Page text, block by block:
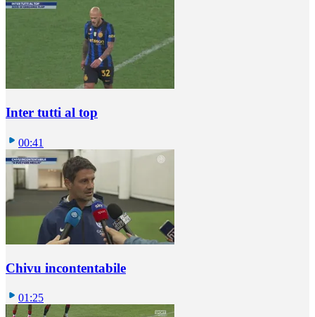
Inter tutti al top
00:41
Chivu incontentabile
01:25